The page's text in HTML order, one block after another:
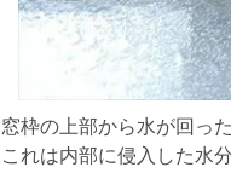
窓枠の上部から水が回っ
これは内部に侵入した水